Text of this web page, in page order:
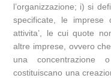
l’organizzazione; i) si
specificate, le
attivita’, le cui quote
altre imprese, ovvero
una
costituiscano una